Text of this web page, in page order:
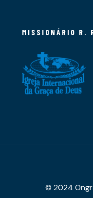
MISSIONÁRIO R.
© 2024